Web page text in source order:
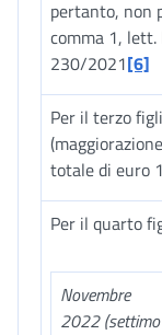
pertanto, non
comma 1, lett.
230/2021[6]
Per il terzo
totale di euro
Per il quarto
Novembre
2022 (settimo